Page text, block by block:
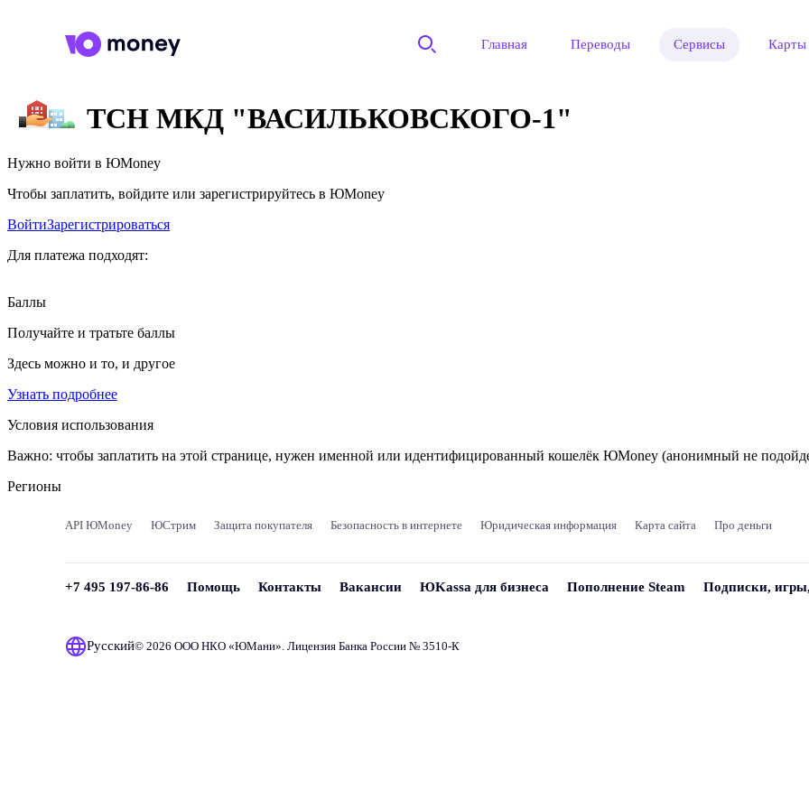
Главная Переводы Сервисы Карты
ТСН МКД "ВАСИЛЬКОВСКОГО-1"
Нужно войти в ЮMoney
Чтобы заплатить, войдите или зарегистрируйтесь в ЮMoney
ВойтиЗарегистрироваться
Для платежа подходят:
Баллы
Получайте и тратьте баллы
Здесь можно и то, и другое
Узнать подробнее
Условия использования
Важно: чтобы заплатить на этой странице, нужен именной или идентифицированный кошелёк ЮMoney (анонимный не
Регионы
API ЮMoney ЮСтрим Защита покупателя Безопасность в интернете Юридическая информация Карта сайта Про деньги
+7 495 197-86-86 Помощь Контакты Вакансии ЮKassa для бизнеса Пополнение Steam Подписки,
Русский© 2026 ООО НКО «ЮМани». Лицензия Банка России № 3510‑К